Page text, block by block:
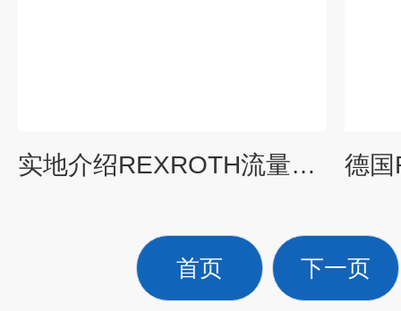
实地介绍REXROTH流量控制阀的优缺点
首页 下一页